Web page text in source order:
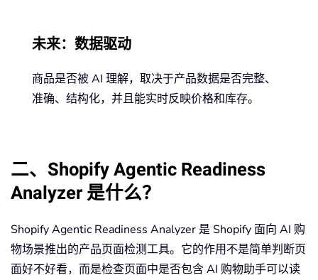
未来：数据驱动
商品是否被 AI 理解，取决于产品数据是否完整、
准确、结构化，并且能实时反映价格和库存。
二、Shopify Agentic Readiness
Analyzer 是什么？
Shopify Agentic Readiness Analyzer 是 Shopify 面向 AI 购
物场景推出的产品页面检测工具。它的作用不是简单判断页
面好不好看，而是检查页面中是否包含 AI 购物助手可以读